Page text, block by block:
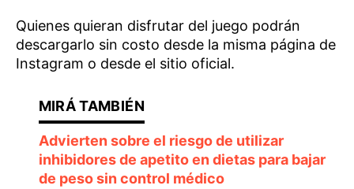
Quienes quieran disfrutar del juego podrán
descargarlo sin costo desde la misma página de
Instagram o desde el sitio oficial.
Advierten sobre el riesgo de utilizar
inhibidores de apetito en dietas para bajar
de peso sin control médico